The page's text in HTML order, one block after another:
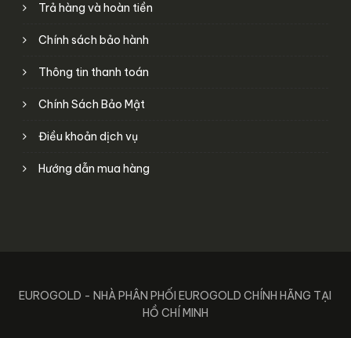
Trả hàng và hoàn tiền
Chính sách bảo hành
Thông tin thanh toán
Chính Sách Bảo Mật
Điều khoản dịch vụ
Hướng dẫn mua hàng
EUROGOLD - NHÀ PHÂN PHỐI EUROGOLD CHÍNH HÃNG TẠI
HỒ CHÍ MINH